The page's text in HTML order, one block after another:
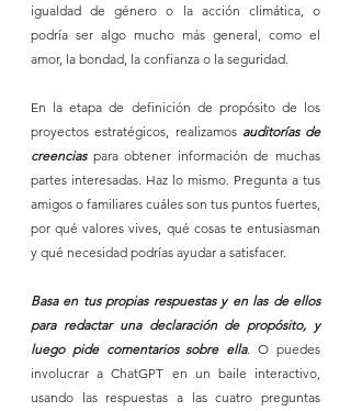
igualdad de género o la acción climática, o
podría ser algo mucho más general, como el
amor, la bondad, la confianza o la seguridad.
En la etapa de definición de propósito de los
proyectos estratégicos, realizamos auditorías de
creencias para obtener información de muchas
partes interesadas. Haz lo mismo. Pregunta a tus
amigos o familiares cuáles son tus puntos fuertes,
por qué valores vives, qué cosas te entusiasman
y qué necesidad podrías ayudar a satisfacer.
Basa en tus propias respuestas y en las de ellos
para redactar una declaración de propósito, y
luego pide comentarios sobre ella. O puedes
involucrar a ChatGPT en un baile interactivo,
usando las respuestas a las cuatro preguntas